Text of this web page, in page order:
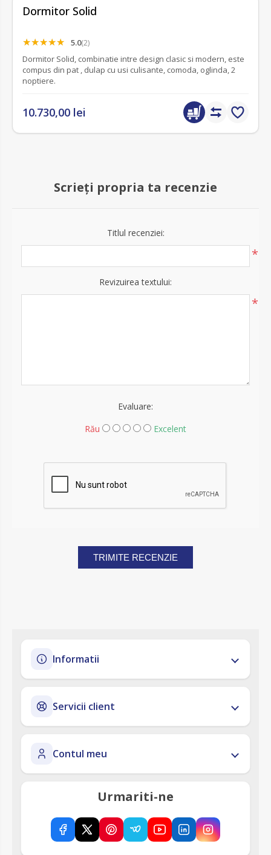
Dormitor Solid
5.0(2)
Dormitor Solid, combinatie intre design clasic si modern, este
compus din pat , dulap cu usi culisante, comoda, oglinda, 2
noptiere.
10.730,00 lei
Scrieți propria ta recenzie
Titlul recenziei:
*
Revizuirea textului:
*
Evaluare:
Rău
Excelent
TRIMITE RECENZIE
Informatii
Servicii client
Contul meu
Urmariti-ne